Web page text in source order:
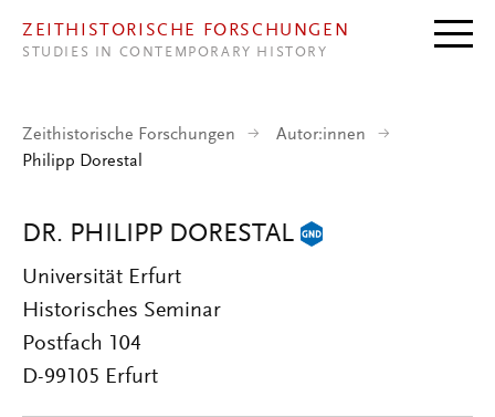
ZEITHISTORISCHE FORSCHUNGEN
STUDIES IN CONTEMPORARY HISTORY
Zeithistorische Forschungen
Autor:innen
Philipp Dorestal
DR. PHILIPP DORESTAL
Universität Erfurt
Historisches Seminar
Postfach 104
D-99105 Erfurt